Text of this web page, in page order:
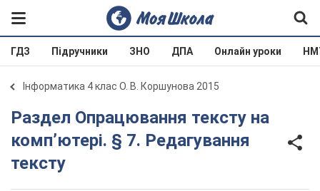
ГДЗ Підручники ЗНО ДПА Онлайн уроки
Інформатика 4 клас О. В. Коршунова 2015
Раздел Опрацювання тексту на
комп’ютері. § 7. Редагування
тексту